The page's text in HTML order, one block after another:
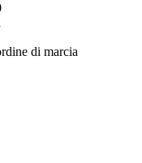
di marcia